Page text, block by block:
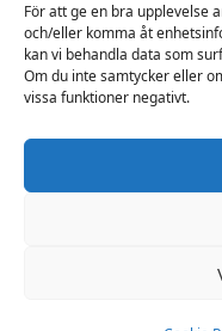
För att ge en bra upplevelse
och/eller komma åt
kan vi behandla data som
Om du inte samtycker eller
vissa funktioner negativt.